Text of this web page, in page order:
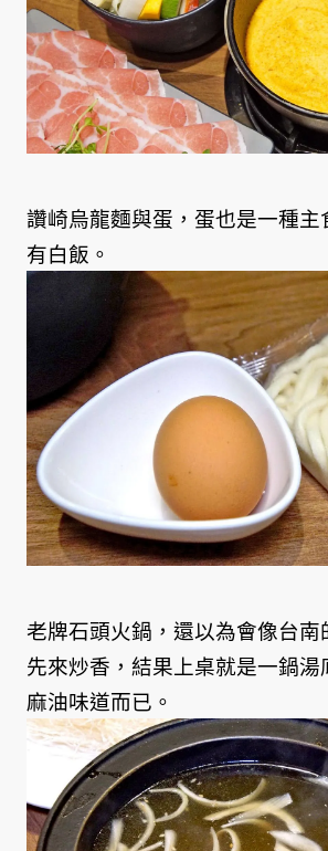
讚崎烏龍麵與蛋，蛋也是一種主
有白飯。
老牌石頭火鍋，還以為會像台南
先來炒香，結果上桌就是一鍋湯
麻油味道而已。